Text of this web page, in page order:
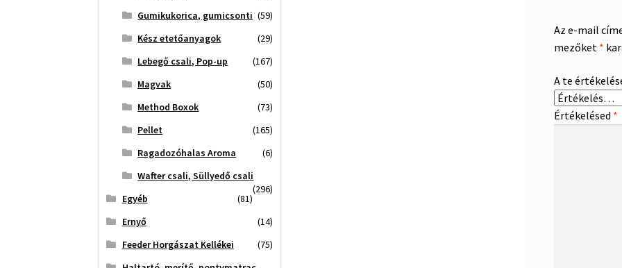
Az e-mail
mezőket *
A te
Értékelésed *
Gumikukorica, gumicsonti (59)
Kész etetőanyagok
(29)
Lebegő csali, Pop-up
(167)
Magvak
(50)
Method Boxok
(73)
Pellet
(165)
Ragadozóhalas Aroma
(6)
Wafter csali, Süllyedő csali
(296)
Egyéb
(81)
Ernyő
(14)
Feeder Horgászat Kellékei
(75)